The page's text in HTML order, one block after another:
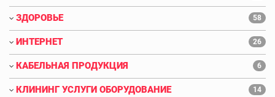
ЗДОРОВЬЕ 58
ИНТЕРНЕТ 26
КАБЕЛЬНАЯ ПРОДУКЦИЯ 6
КЛИНИНГ УСЛУГИ ОБОРУДОВАНИЕ 14